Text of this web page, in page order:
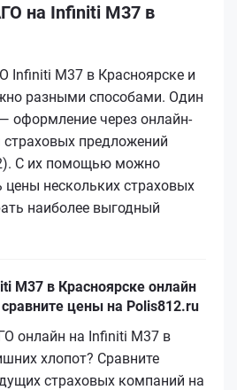
на Infiniti M37 в
Infiniti M37 в Красноярске и
разными способами. Один
оформление через онлайн-
предложений
С их помощью можно
нескольких страховых
наиболее выгодный
M37 в Красноярске онлайн
цены на Polis812.ru
онлайн на Infiniti M37 в
хлопот? Сравните
страховых компаний на